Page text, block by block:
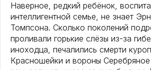
Наверное, редкий ребёнок,
интеллигентной семье, не знает
Томпсона. Сколько поколений
проливали горькие слёзы из-за
иноходца, печалились смерти
Красношейки и вороны